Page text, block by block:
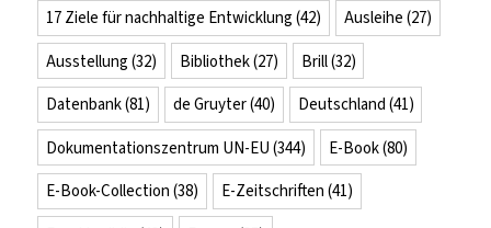
17 Ziele für nachhaltige Entwicklung (42) Ausleihe (27)
Ausstellung (32) Bibliothek(27) Brill(32)
Datenbank(81) de Gruyter(40) Deutschland (41)
Dokumentationszentrum UN-EU (344) E-Book(80)
E-Book-Collection (38) E-Zeitschriften (41)